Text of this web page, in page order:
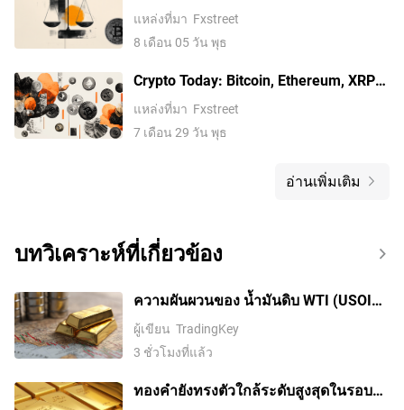
activity across traditional assets
แหล่งที่มา Fxstreet
8 เดือน 05 วัน พุธ
Crypto Today: Bitcoin, Ethereum, XRP
post modest gains ahead of Fed rate
decision
แหล่งที่มา Fxstreet
7 เดือน 29 วัน พุธ
อ่านเพิ่มเติม
บทวิเคราะห์ที่เกี่ยวข้อง
ความผันผวนของ น้ำมันดิบ WTI (USOIL)
เพิ่มสูงขึ้นในวันที่ 9 ส.ค.: สิ่งที่ต้องจับตา
ผู้เขียน TradingKey
3 ชั่วโมงที่แล้ว
ทองคำยังทรงตัวใกล้ระดับสูงสุดในรอบ